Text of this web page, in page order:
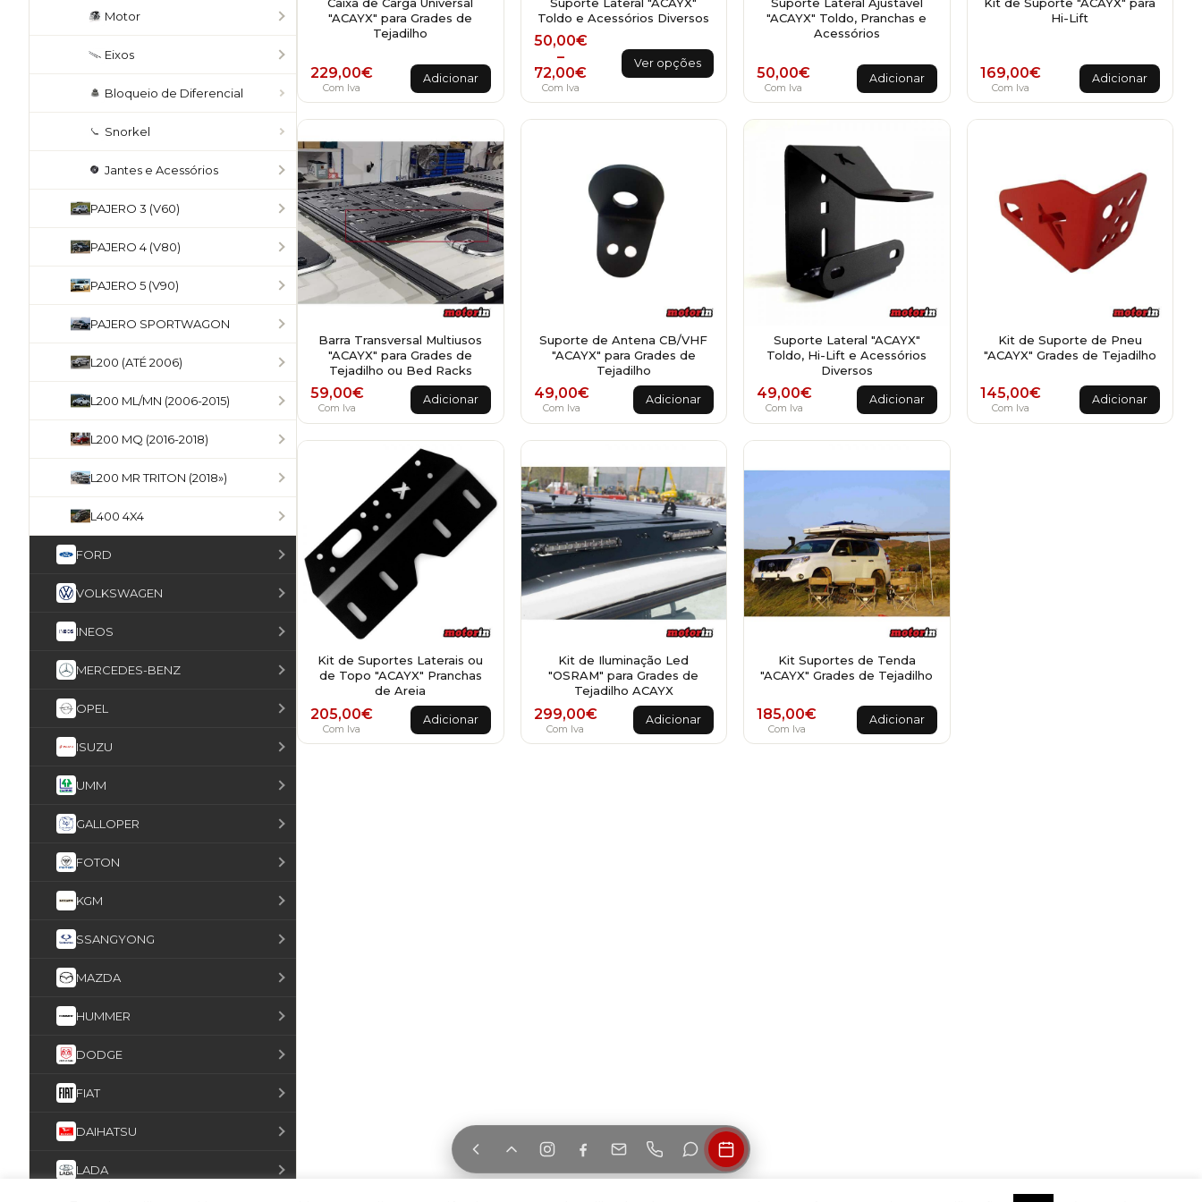
Motor
Eixos
Bloqueio de Diferencial
Snorkel
Jantes e Acessórios
PAJERO 3 (V60)
PAJERO 4 (V80)
PAJERO 5 (V90)
PAJERO SPORTWAGON
L200 (ATÉ 2006)
L200 ML/MN (2006-2015)
L200 MQ (2016-2018)
L200 MR TRITON (2018»)
L400 4X4
FORD
VOLKSWAGEN
INEOS
MERCEDES-BENZ
OPEL
ISUZU
UMM
GALLOPER
FOTON
KGM
SSANGYONG
MAZDA
HUMMER
DODGE
FIAT
DAIHATSU
LADA
"ACAYX" para Grades de
Tejadilho
229,00€
Com Iva
Adicionar
Toldo e Acessórios Diversos
50,00€
–
72,00€
Price range: 50,00€ through 72,00€
Com Iva
Ver opções
This
product
multiple
variants.
may
be
chosen
on
the
product
page
"ACAYX" Toldo, Pranchas e
Acessórios
50,00€
Com Iva
Adicionar
Hi-Lift
169,00€
Com Iva
Adicionar
Barra Transversal Multiusos
"ACAYX" para Grades de
Tejadilho ou Bed Racks
59,00€
Com Iva
Adicionar
Suporte de Antena CB/VHF
"ACAYX" para Grades de
Tejadilho
49,00€
Com Iva
Adicionar
Suporte Lateral "ACAYX"
Toldo, Hi-Lift e Acessórios
Diversos
49,00€
Com Iva
Adicionar
Kit de Suporte de Pneu
"ACAYX" Grades de Tejadilho
145,00€
Com Iva
Adicionar
Kit de Suportes Laterais ou
de Topo "ACAYX" Pranchas
de Areia
205,00€
Com Iva
Adicionar
Kit de Iluminação Led
"OSRAM" para Grades de
Tejadilho ACAYX
299,00€
Com Iva
Adicionar
Kit Suportes de Tenda
"ACAYX" Grades de Tejadilho
185,00€
Com Iva
Adicionar